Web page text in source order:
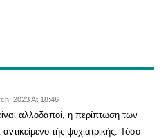
2023 At 18:46
αλλοδαποί, η περίπτωση των
τής ψυχιατρικής. Τόσο